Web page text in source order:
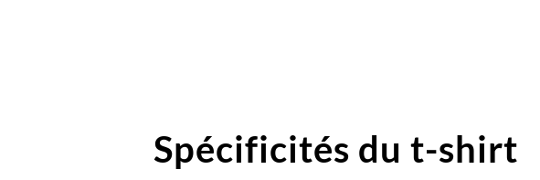
Spécificités du t-shirt